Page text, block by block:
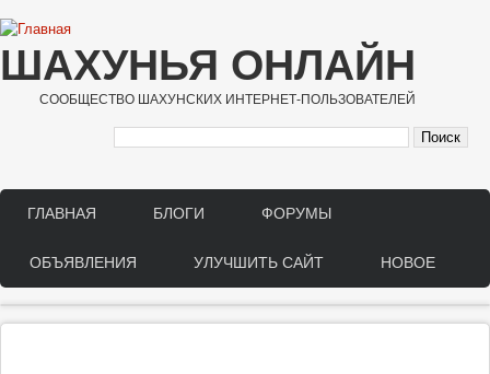
Перейти к основному содержанию
ШАХУНЬЯ ОНЛАЙН
СООБЩЕСТВО ШАХУНСКИХ ИНТЕРНЕТ-ПОЛЬЗОВАТЕЛЕЙ
Main menu
ГЛАВНАЯ БЛОГИ ФОРУМЫ
ОБЪЯВЛЕНИЯ УЛУЧШИТЬ САЙТ НОВОЕ